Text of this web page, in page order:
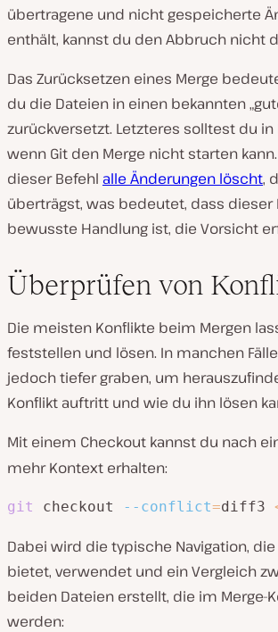
übertragene und nicht gespeicherte
enthält, kannst du den Abbruch nicht
Das Zurücksetzen eines Merge
du die Dateien in einen bekannten
zurückversetzt. Letzteres solltest du in
wenn Git den Merge nicht starten
dieser Befehl alle Änderungen löscht,
überträgst, was bedeutet, dass dieser
bewusste Handlung ist, die Vorsicht
Überprüfen von
Die meisten Konflikte beim Mergen
feststellen und lösen. In manchen
jedoch tiefer graben, um
Konflikt auftritt und wie du ihn lösen
Mit einem Checkout kannst du nach
mehr Kontext erhalten:
git checkout --conflict=diff3
Dabei wird die typische Navigation,
bietet, verwendet und ein Vergleich
beiden Dateien erstellt, die im Merge-
werden: